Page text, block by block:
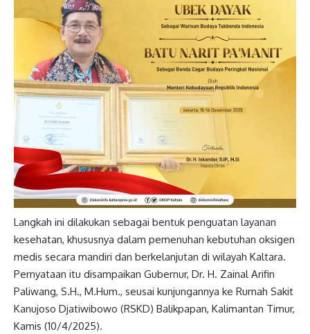
Langkah ini dilakukan sebagai bentuk penguatan layanan
kesehatan, khususnya dalam pemenuhan kebutuhan oksigen
medis secara mandiri dan berkelanjutan di wilayah Kaltara.
Pernyataan itu disampaikan Gubernur, Dr. H. Zainal Arifin
Paliwang, S.H., M.Hum., seusai kunjungannya ke Rumah Sakit
Kanujoso Djatiwibowo (RSKD) Balikpapan, Kalimantan Timur,
Kamis (10/4/2025).